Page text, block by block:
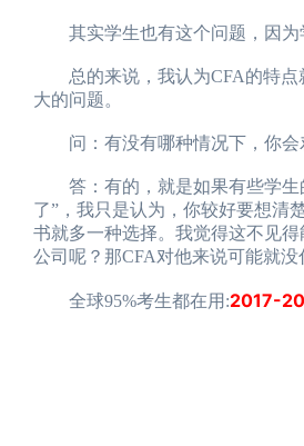
其实学生也有这个问题，因为
总的来说，我认为CFA的特点
大的问题。
问：有没有哪种情况下，你会
答：有的，就是如果有些学生
了”，我只是认为，你较好要想清
书就多一种选择。我觉得这不见
公司呢？那CFA对他来说可能就没
全球95%考生都在用:2017-